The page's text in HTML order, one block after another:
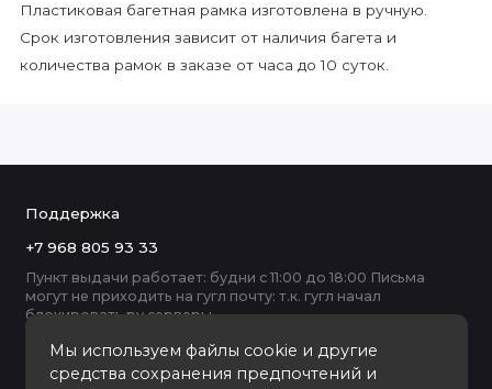
Пластиковая багетная рамка изготовлена в ручную.
Срок изготовления зависит от наличия багета и
количества рамок в заказе от часа до 10 суток.
Мы используем файлы cookie и другие
средства сохранения предпочтений и
Поддержка
+7 968 805 93 33
Пункт выдачи работает: будни с 11:00 до 18:00 Письма
могут не приходить на гугл почту: т.к. гугл начал
блокировать ру серверы